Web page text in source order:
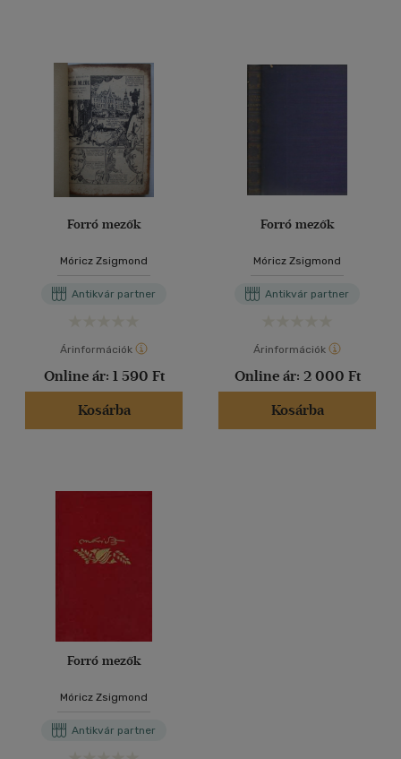
Forró mezők
Móricz Zsigmond
Antikvár partner
Árinformációk
Online ár: 1 590 Ft
Kosárba
Forró mezők
Móricz Zsigmond
Antikvár partner
Árinformációk
Online ár: 2 000 Ft
Kosárba
Forró mezők
Móricz Zsigmond
Antikvár partner